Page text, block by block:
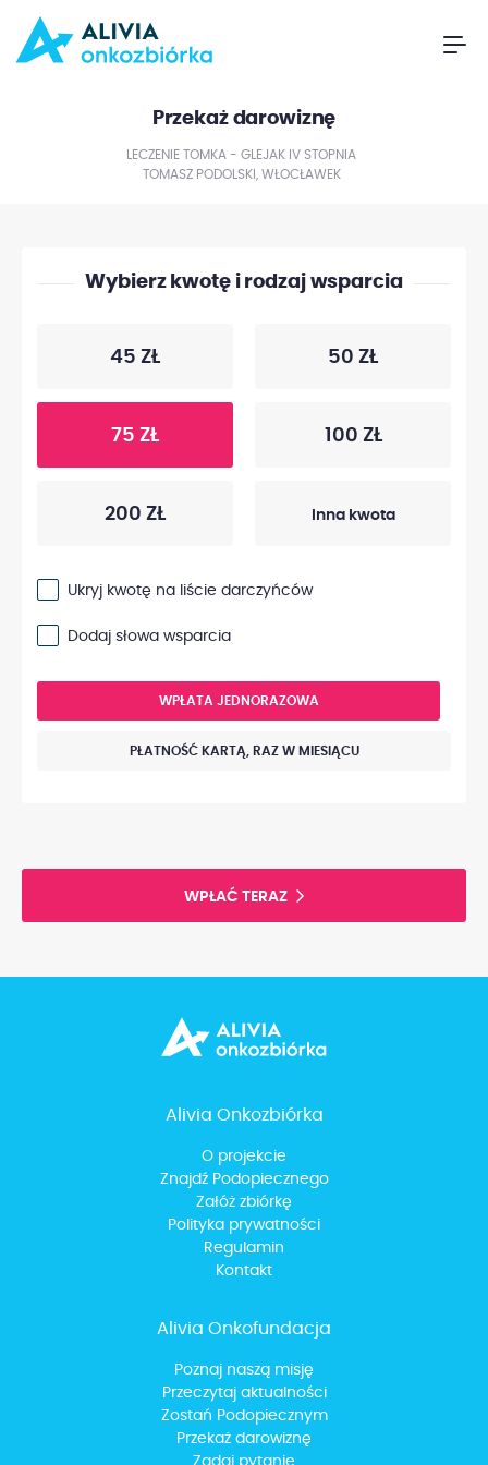
Przekaż darowiznę
LECZENIE TOMKA - GLEJAK IV STOPNIA
TOMASZ PODOLSKI, WŁOCŁAWEK
Wybierz kwotę i rodzaj wsparcia
45 ZŁ 50 ZŁ
75 ZŁ 100 ZŁ
200 ZŁ
Ukryj kwotę na liście darczyńców
Dodaj słowa wsparcia
WPŁATA JEDNORAZOWA
PŁATNOŚĆ KARTĄ, RAZ W MIESIĄCU
WPŁAĆ TERAZ
Alivia Onkozbiórka
O projekcie
Znajdź Podopiecznego
Załóż zbiórkę
Polityka prywatności
Regulamin
Kontakt
Alivia Onkofundacja
Poznaj naszą misję
Przeczytaj aktualności
Zostań Podopiecznym
Przekaż darowiznę
Zadaj pytanie